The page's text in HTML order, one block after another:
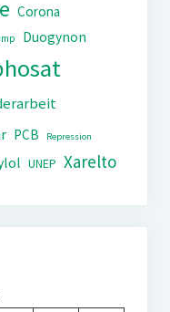
Corona
Duogynon
PCB Repression
UNEP Xarelto